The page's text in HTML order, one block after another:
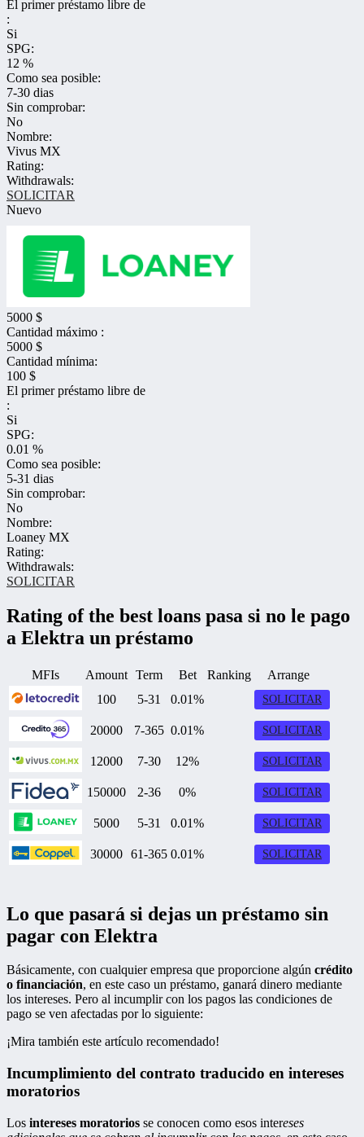
El primer préstamo libre de
:
Si
SPG:
12 %
Como sea posible:
7-30 dias
Sin comprobar:
No
Nombre:
Vivus MX
Rating:
Withdrawals:
SOLICITAR
Nuevo
5000 $
Cantidad máximo :
5000 $
Cantidad mínima:
100 $
El primer préstamo libre de
:
Si
SPG:
0.01 %
Como sea posible:
5-31 dias
Sin comprobar:
No
Nombre:
Loaney MX
Rating:
Withdrawals:
SOLICITAR
Rating of the best loans pasa si no le pago
a Elektra un préstamo
MFIs Amount Term Bet Ranking
Arrange
100
5-31 0.01% SOLICITAR
20000 7-365 0.01% SOLICITAR
12000 7-30 12% SOLICITAR
150000 2-36 0% SOLICITAR
5000 5-31 0.01% SOLICITAR
30000 61-365 0.01% SOLICITAR
Lo que pasará si dejas un préstamo sin
pagar con Elektra
Básicamente, con cualquier empresa que proporcione algún crédito
o financiación, en este caso un préstamo, ganará dinero mediante
los intereses. Pero al incumplir con los pagos las condiciones de
pago se ven afectadas por lo siguiente:
¡Mira también este artículo recomendado!
Incumplimiento del contrato traducido en intereses
moratorios
Los intereses moratorios se conocen como esos intereses